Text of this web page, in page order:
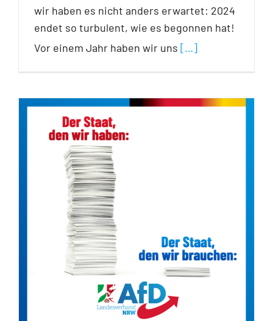
wir haben es nicht anders erwartet: 2024
endet so turbulent, wie es begonnen hat!
Vor einem Jahr haben wir uns […]